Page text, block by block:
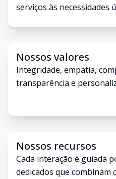
serviços às necessidades
Nossos valores
Integridade, empatia,
transparência e
Nossos recursos
Cada interação é guiada
dedicados que combinam